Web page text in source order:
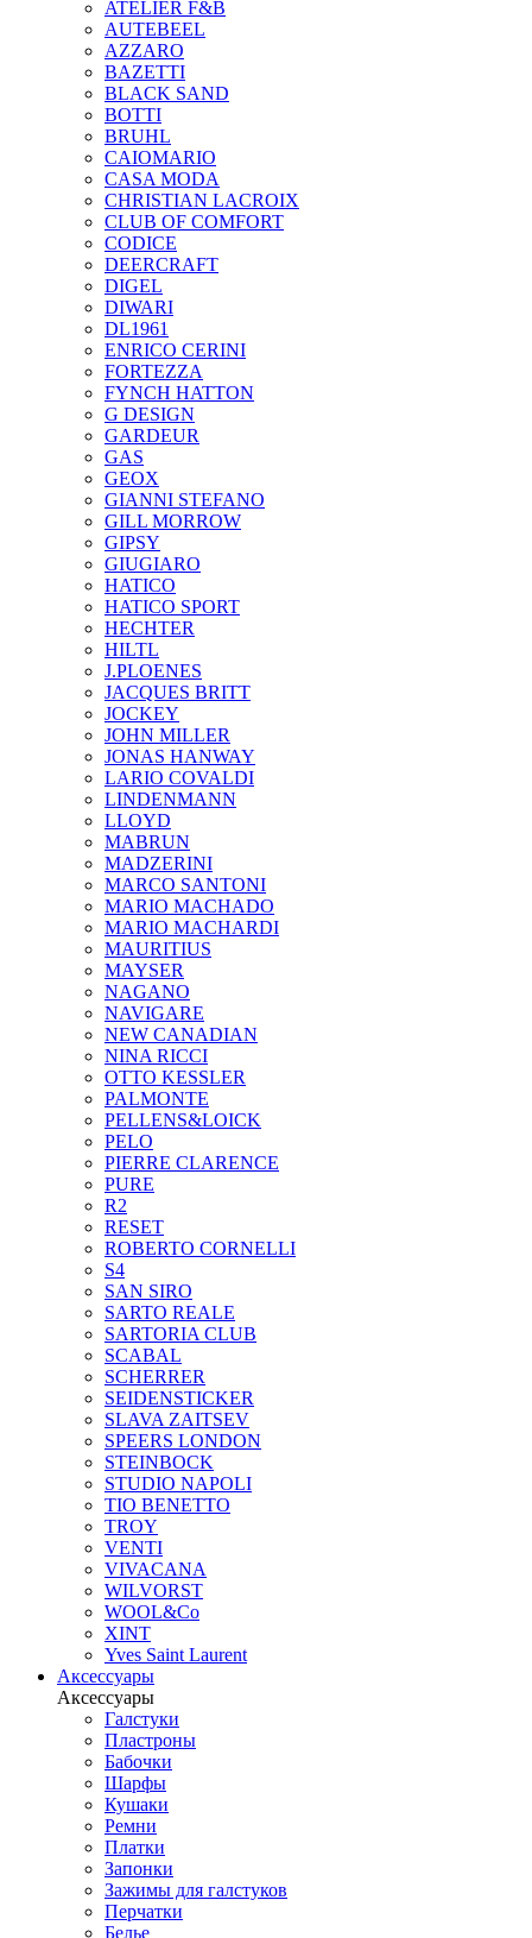
ATELIER F&B
AUTEBEEL
AZZARO
BAZETTI
BLACK SAND
BOTTI
BRUHL
CAIOMARIO
CASA MODA
CHRISTIAN LACROIX
CLUB OF COMFORT
CODICE
DEERCRAFT
DIGEL
DIWARI
DL1961
ENRICO CERINI
FORTEZZA
FYNCH HATTON
G DESIGN
GARDEUR
GAS
GEOX
GIANNI STEFANO
GILL MORROW
GIPSY
GIUGIARO
HATICO
HATICO SPORT
HECHTER
HILTL
J.PLOENES
JAСQUES BRITT
JOCKEY
JOHN MILLER
JONAS HANWAY
LARIO COVALDI
LINDENMANN
LLOYD
MABRUN
MADZERINI
MARCO SANTONI
MARIO MACHADO
MARIO MACHARDI
MAURITIUS
MAYSER
NAGANO
NAVIGARE
NEW CANADIAN
NINA RICCI
OTTO KESSLER
PALMONTE
PELLENS&LOICK
PELO
PIERRE CLARENCE
PURE
R2
RESET
ROBERTO CORNELLI
S4
SAN SIRO
SARTO REALE
SARTORIA CLUB
SCABAL
SCHERRER
SEIDENSTICKER
SLAVA ZAITSEV
SPEERS LONDON
STEINBOCK
STUDIO NAPOLI
TIO BENETTO
TROY
VENTI
VIVACANA
WILVORST
WOOL&Co
XINT
Yves Saint Laurent
Аксессуары
Аксессуары
Галстуки
Пластроны
Бабочки
Шарфы
Кушаки
Ремни
Платки
Запонки
Зажимы для галстуков
Перчатки
Белье